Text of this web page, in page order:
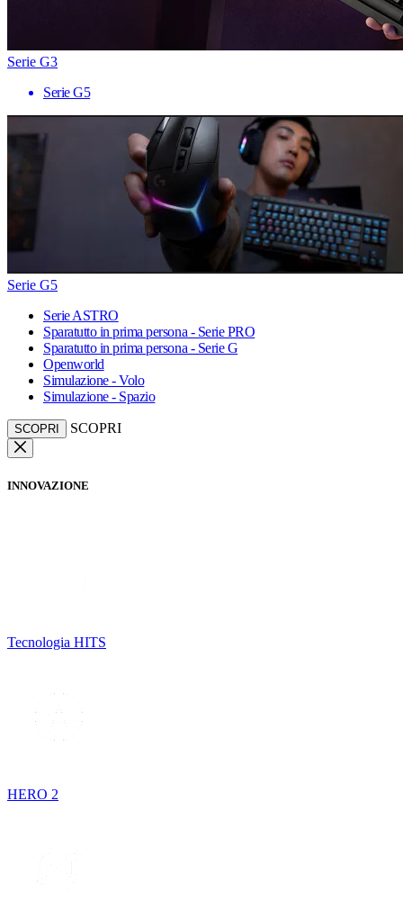
Serie G3
Serie G5
Serie G5
Serie ASTRO
Sparatutto in prima persona - Serie PRO
Sparatutto in prima persona - Serie G
Openworld
Simulazione - Volo
Simulazione - Spazio
SCOPRI SCOPRI
INNOVAZIONE
Tecnologia HITS
HERO 2